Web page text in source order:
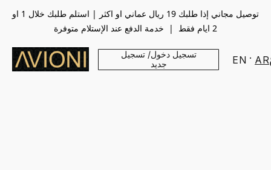
توصيل مجاني إذا طلبك 19 ريال عماني او اكثر | استلم طلبك خلال 1 او
2 ايام فقط | خدمة الدفع عند الإستلام متوفرة
تسجيل دخول/ تسجيل
جديد
EN AR